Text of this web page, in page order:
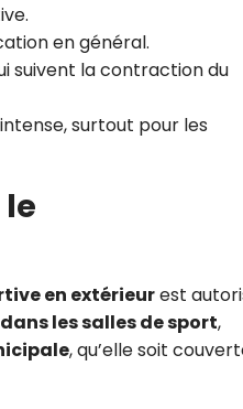
en général.
suivent la contraction du
surtout pour les
en extérieurest
les salles de sport,
, qu’elle soit